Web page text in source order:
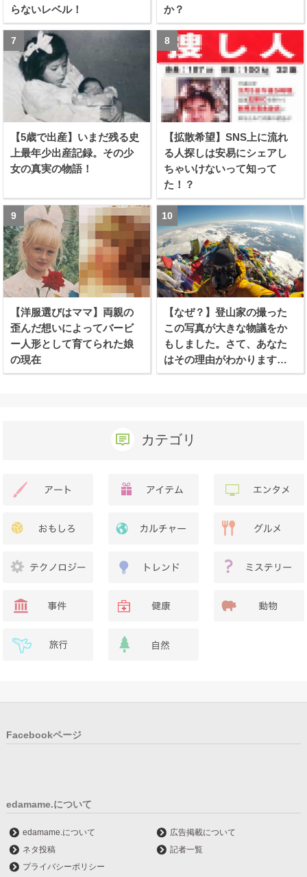
らないレベル！
か？
【5歳で出産】いまだ残る史
上最年少出産記録。その少
女の真実の物語！
【拡散希望】SNS上に流れ
る人探しは安易にシェアし
ちゃいけないって知って
た！？
【洋服選びはママ】両親の
歪んだ想いによってバービ
ー人形として育てられた娘
の現在
【なぜ？】登山家の撮った
この写真が大きな物議をか
もしました。さて、あなた
はその理由がわかります
か？
カテゴリ
Facebookページ
edamame.について
edamame.について
広告掲載について
ネタ投稿
記者一覧
プライバシーポリシー